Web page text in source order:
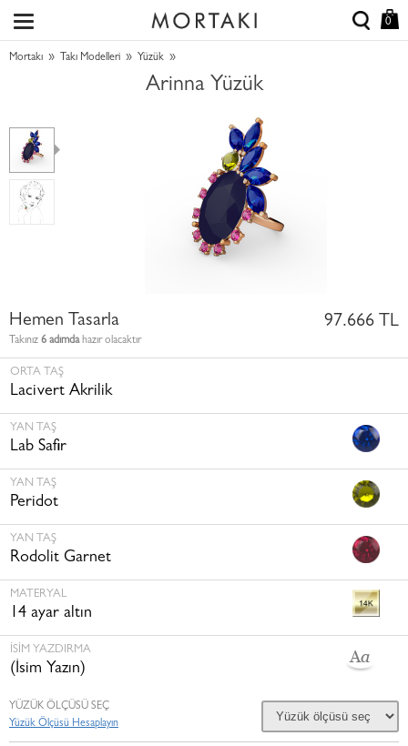
0
Mortakı » Takı Modelleri » Yüzük »
Arinna Yüzük
Hemen Tasarla
Takınız 6 adımdahazır olacaktır
97.666 TL
ORTA TAŞ
Lacivert Akrilik
YAN TAŞ
Lab Safir
YAN TAŞ
Peridot
YAN TAŞ
Rodolit Garnet
MATERYAL
14 ayar altın
İSİM YAZDIRMA
(İsim Yazın)
YÜZÜK ÖLÇÜSÜ SEÇ
Yüzük Ölçüsü Hesaplayın